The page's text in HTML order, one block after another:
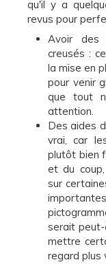
qu'il y a
revus pour
Avoir des
creusés :
la mise en
pour venir
que tout
attention.
Des aides
vrai, car
plutôt bien
et du
sur
serait peut-
mettre
regard plus